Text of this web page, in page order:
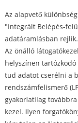
Az alapvető
"Integrált Belépés-
adatáramlásban rejlik.
Az önálló
helyszínen
tud adatot cserélni a
rendszámfelismerő
gyakorlatilag
kezel. Ilyen